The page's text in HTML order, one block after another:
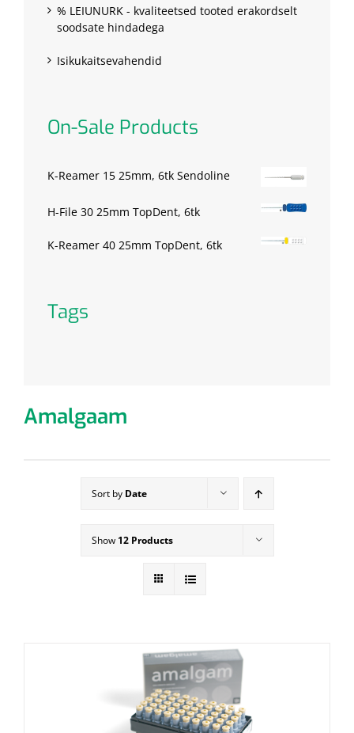
% LEIUNURK - kvaliteetsed tooted erakordselt
soodsate hindadega
Isikukaitsevahendid
On-Sale Products
K-Reamer 15 25mm, 6tk Sendoline
H-File 30 25mm TopDent, 6tk
K-Reamer 40 25mm TopDent, 6tk
Tags
Amalgaam
Sort by Date
Show 12 Products